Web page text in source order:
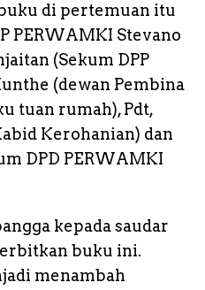
di pertemuan itu
PERWAMKI Stevano
(Sekum DPP
(dewan Pembina
tuan rumah), Pdt,
Kerohanian) dan
DPD PERWAMKI
kepada saudar
buku ini.
menambah